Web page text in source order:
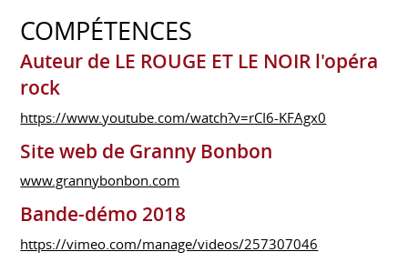
COMPÉTENCES
Auteur de LE ROUGE ET LE NOIR l'opéra
rock
https://www.youtube.com/watch?v=rCI6-KFAgx0
Site web de Granny Bonbon
www.grannybonbon.com
Bande-démo 2018
https://vimeo.com/manage/videos/257307046